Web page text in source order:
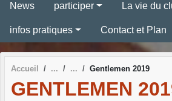
News participer La vie du
infos pratiques Contact et Plan
Accueil Gentlemen 2019
GENTLEMEN